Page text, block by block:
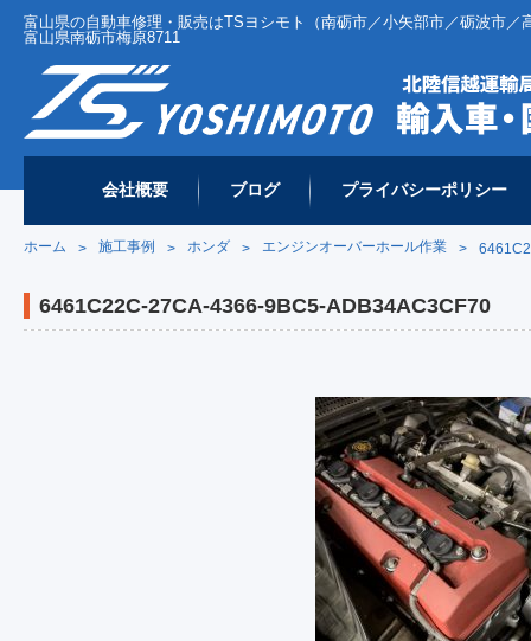
富山県の自動車修理・販売はTSヨシモト（南砺市／小矢部市／砺波市
富山県南砺市梅原8711
会社概要 ブログ プライバシーポリシー
ホーム > 施工事例 > ホンダ > エンジンオーバーホール作業 >
6461C22C-27CA-4366-9BC5-ADB34AC3CF70